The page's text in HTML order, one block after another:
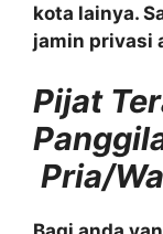
kota lainya.
jamin privasi
Pijat
Pria/